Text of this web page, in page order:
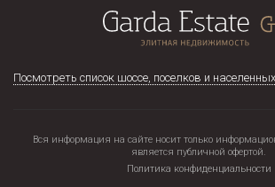
Посмотреть список шоссе, поселков и
Вся информация на сайте носит только
является публичной офертой.
Политика конфиденциальности